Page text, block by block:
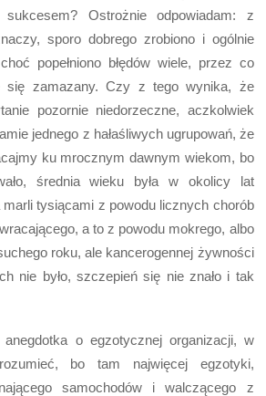
Ostrożnie odpowiadam: z
sporo dobrego zrobiono i ogólnie
popełniono błędów wiele, przez co
się zamazany. Czy z tego wynika, że
pozornie niedorzeczne, aczkolwiek
jednego z hałaśliwych ugrupowań, że
ku mrocznym dawnym wiekom, bo
średnia wieku była w okolicy lat
tysiącami z powodu licznych chorób
a to z powodu mokrego, albo
roku, ale kancerogennej żywności
nie było, szczepień się nie znało i tak
anegdotka o egzotycznej organizacji, w
bo tam najwięcej egzotyki,
samochodów i walczącego z